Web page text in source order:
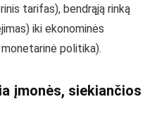
tarifas), bendrąją rinką
iki ekonominės
politika).
įmonės, siekiančios